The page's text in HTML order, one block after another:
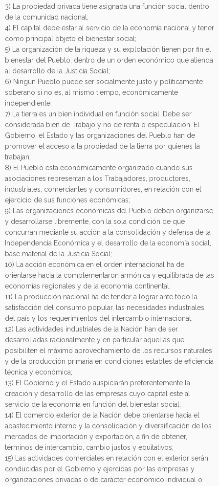
3) La propiedad privada tiene asignada una función social dentro
de la comunidad nacional;
4) El capital debe estar al servicio de la economía nacional y tener
como principal objeto el bienestar social;
5) La organización de la riqueza y su explotación tienen por fin el
bienestar del Pueblo, dentro de un orden económico que atienda
al desarrollo de la Justicia Social;
6) Ningún Pueblo puede ser socialmente justo y políticamente
soberano si no es, al mismo tiempo, económicamente
independiente;
7) La tierra es un bien individual en función social. Debe ser
considerada bien de Trabajo y no de renta o especulación. El
Gobierno, el Estado y las organizaciones del Pueblo han de
promover el acceso a la propiedad de la tierra por quienes la
trabajan;
8) El Pueblo esta económicamente organizado cuando sus
asociaciones representan a los Trabajadores, productores,
industriales, comerciantes y consumidores, en relación con el
ejercicio de sus funciones económicas;
9) Las organizaciones económicas del Pueblo deben organizarse
y desarrollarse libremente, con la sola condición de que
concurran mediante su acción a la consolidación y defensa de la
Independencia Económica y el desarrollo de la economía social,
base material de la Justicia Social;
10) La acción económica en el orden internacional ha de
orientarse hacia la complementaron armónica y equilibrada de las
economías regionales y de la economía continental;
11) La producción nacional ha de tender a lograr ante todo la
satisfacción del consumo popular, las necesidades industriales
del país y los requerimientos del intercambio internacional;
12) Las actividades industriales de la Nación han de ser
desarrolladas racionalmente y en particular aquellas que
posibiliten el máximo aprovechamiento de los recursos naturales
y de la producción primaria en condiciones estables de eficiencia
técnica y económica;
13) El Gobierno y el Estado auspiciarán preferentemente la
creación y desarrollo de las empresas cuyo capital este al
servicio de la economía en función del bienestar social;
14) El comercio exterior de la Nación debe orientarse hacia el
abastecimiento interno y la consolidación y diversificación de los
mercados de importación y exportación, a fin de obtener,
términos de intercambio, cambio justos y equitativos;
15) Las actividades comerciales en relación con el exterior serán
conducidas por el Gobierno y ejercidas por las empresas y
organizaciones privadas o de carácter económico individual o